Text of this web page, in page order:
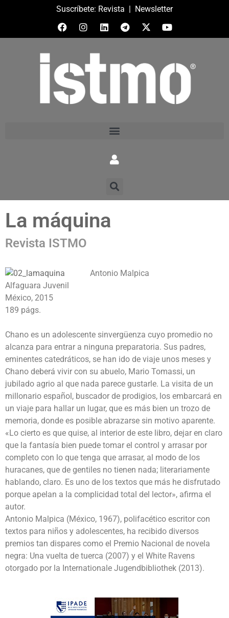
Suscríbete: Revista | Newsletter
La máquina
Revista ISTMO
Antonio Malpica
Alfaguara Juvenil
México, 2015
189 págs.
Chano es un adolescente sinvergüenza cuyo promedio no
alcanza para entrar a ninguna preparatoria. Sus padres,
eminentes catedráticos, se han ido de viaje unos meses y
Chano deberá vivir con su abuelo, Mario Tomassi, un
jubilado agrio al que nada parece gustarle. La visita de un
millonario español, buscador de prodigios, los embarcará en
un viaje para hallar un lugar, que es más bien un trozo de
memoria, donde es posible abrazarse sin motivo aparente.
«Lo cierto es que quise, al interior de este libro, dejar en claro
que la fantasía bien puede tomar el control y arrasar por
completo con lo que tenga que arrasar, al modo de los
huracanes, que de gentiles no tienen nada; literariamente
hablando, claro. Es uno de los textos que más he disfrutado
porque apelan a la complicidad total del lector», afirma el
autor.
Antonio Malpica (México, 1967), polifacético escritor con
textos para niños y adolescentes, ha recibido diversos
premios tan dispares como el Premio Nacional de novela
negra: Una vuelta de tuerca (2007) y el White Ravens
otorgado por la Internationale Jugendbibliothek (2013).